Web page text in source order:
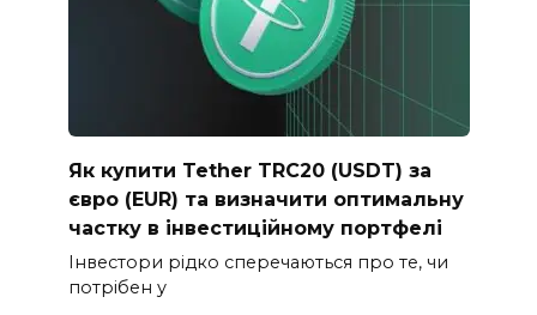
Як купити Tether TRC20 (USDT) за
євро (EUR) та визначити оптимальну
частку в інвестиційному портфелі
Інвестори рідко сперечаються про те, чи
потрібен у